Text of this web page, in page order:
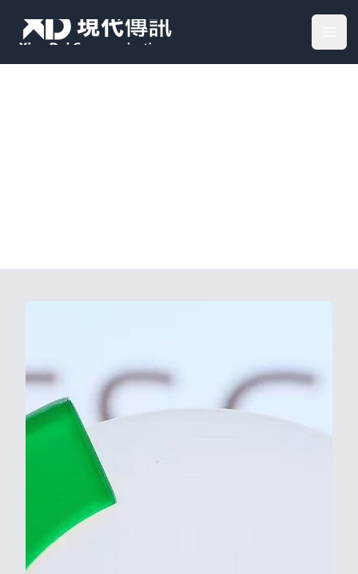
Your Company